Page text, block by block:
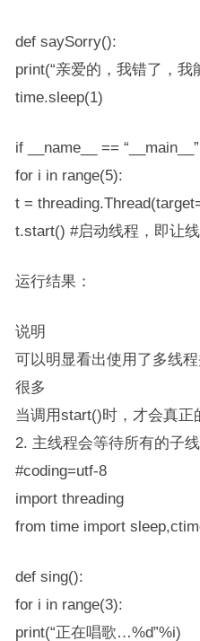
def saySorry():
print(“亲爱的，我错了，我
time.sleep(1)
if __name__ ==
for i in range(5):
t =
t.start() #启动线程，即让
运行结果：
说明
可以明显看出使用了多线
很多
当调用​​start()​​时，才会真
2. 主线程会等待所有的子
#coding=utf-8
import threading
from time import
def sing():
for i in range(3):
print(“正在唱歌…%d”%i)